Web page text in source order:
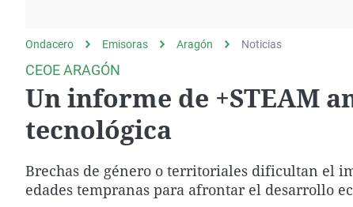
Operación Viuda
Negra
Navarra
Ondacero Emisoras Aragón Noticias
CEOE ARAGÓN
Un informe de +STEAM
tecnológica
Brechas de género o territoriales dificultan el
edades tempranas para afrontar el desarrollo